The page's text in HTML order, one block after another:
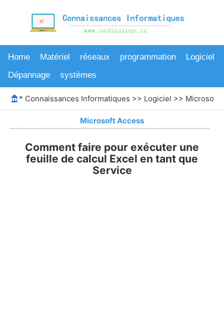
Home Matériel réseaux programmation
Logiciel
Dépannage
systèmes
* Connaissances Informatiques >> Logiciel >> Microsoft
Microsoft Access
Comment faire pour exécuter une
feuille de calcul Excel en tant que
Service